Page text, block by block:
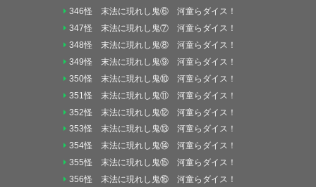
346怪 末法に現れし鬼⑥ 河童らダイス！
347怪 末法に現れし鬼⑦ 河童らダイス！
348怪 末法に現れし鬼⑧ 河童らダイス！
349怪 末法に現れし鬼⑨ 河童らダイス！
350怪 末法に現れし鬼⑩ 河童らダイス！
351怪 末法に現れし鬼⑪ 河童らダイス！
352怪 末法に現れし鬼⑫ 河童らダイス！
353怪 末法に現れし鬼⑬ 河童らダイス！
354怪 末法に現れし鬼⑭ 河童らダイス！
355怪 末法に現れし鬼⑮ 河童らダイス！
356怪 末法に現れし鬼⑯ 河童らダイス！